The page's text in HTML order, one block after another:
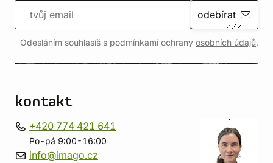
odebírat
Odesláním souhlasíš s podmínkami ochrany osobních údajů.
kontakt
+420 774 421 641
Po-pá 9:00-16:00
info@imago.cz